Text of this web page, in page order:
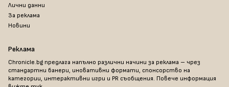
Лични данни
За реклама
Новини
Реклама
Chronicle.bg предлага напълно различни начини за реклама – чрез
стандартни банери, иновативни формати, спонсорство на
категории, интерактивни игри и PR съобщения. Повече информация